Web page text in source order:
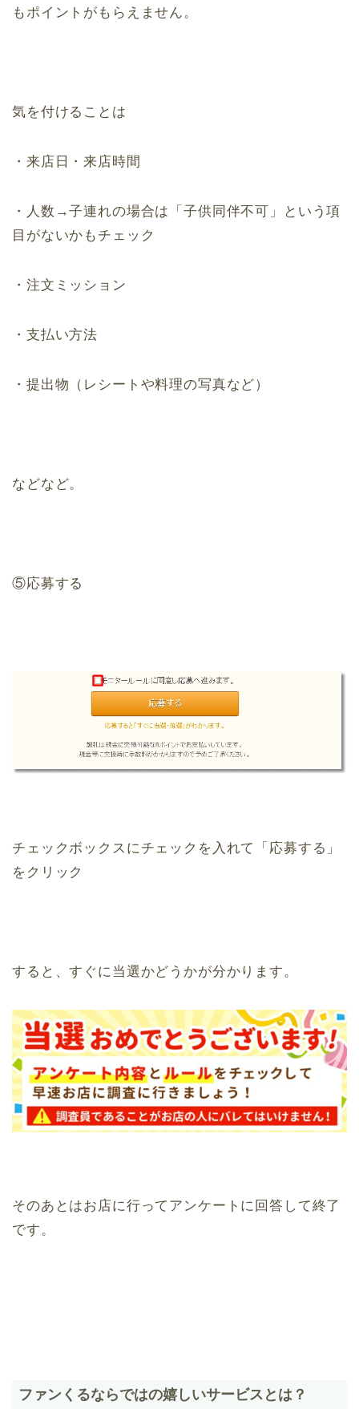
もポイントがもらえません。
気を付けることは
・来店日・来店時間
・人数→子連れの場合は「子供同伴不可」という項
目がないかもチェック
・注文ミッション
・支払い方法
・提出物（レシートや料理の写真など）
などなど。
⑤応募する
チェックボックスにチェックを入れて「応募する」
をクリック
すると、すぐに当選かどうかが分かります。
そのあとはお店に行ってアンケートに回答して終了
です。
ファンくるならではの嬉しいサービスとは？